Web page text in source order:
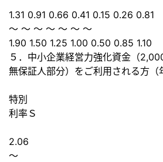
1.31 0.91 0.66 0.41 0.15 0.26 0.81
～ ～ ～ ～ ～ ～ ～
1.90 1.50 1.25 1.00 0.50 0.85 1.10
５．中小企業経営力強化資金（
無保証人部分）をご利用される方（
特別
利率Ｓ
2.06
～